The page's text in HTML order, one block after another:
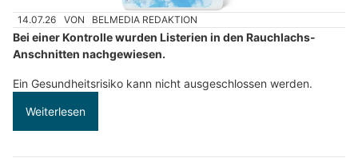
14.07.26 VON BELMEDIA REDAKTION
Bei einer Kontrolle wurden Listerien in den Rauchlachs-
Anschnitten nachgewiesen.
Ein Gesundheitsrisiko kann nicht ausgeschlossen werden.
Weiterlesen